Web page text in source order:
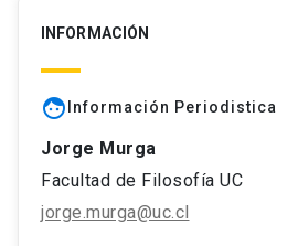
INFORMACIÓN
faceInformación Periodistica
Jorge Murga
Facultad de Filosofía UC
jorge.murga@uc.cl